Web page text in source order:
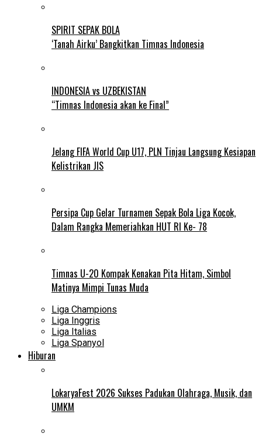
SPIRIT SEPAK BOLA
‘Tanah Airku’ Bangkitkan Timnas Indonesia
INDONESIA vs UZBEKISTAN
“Timnas Indonesia akan ke Final”
Jelang FIFA World Cup U17, PLN Tinjau Langsung Kesiapan
Kelistrikan JIS
Persipa Cup Gelar Turnamen Sepak Bola Liga Kocok,
Dalam Rangka Memeriahkan HUT RI Ke- 78
Timnas U-20 Kompak Kenakan Pita Hitam, Simbol
Matinya Mimpi Tunas Muda
Liga Champions
Liga Inggris
Liga Italias
Liga Spanyol
Hiburan
LokaryaFest 2026 Sukses Padukan Olahraga, Musik, dan
UMKM